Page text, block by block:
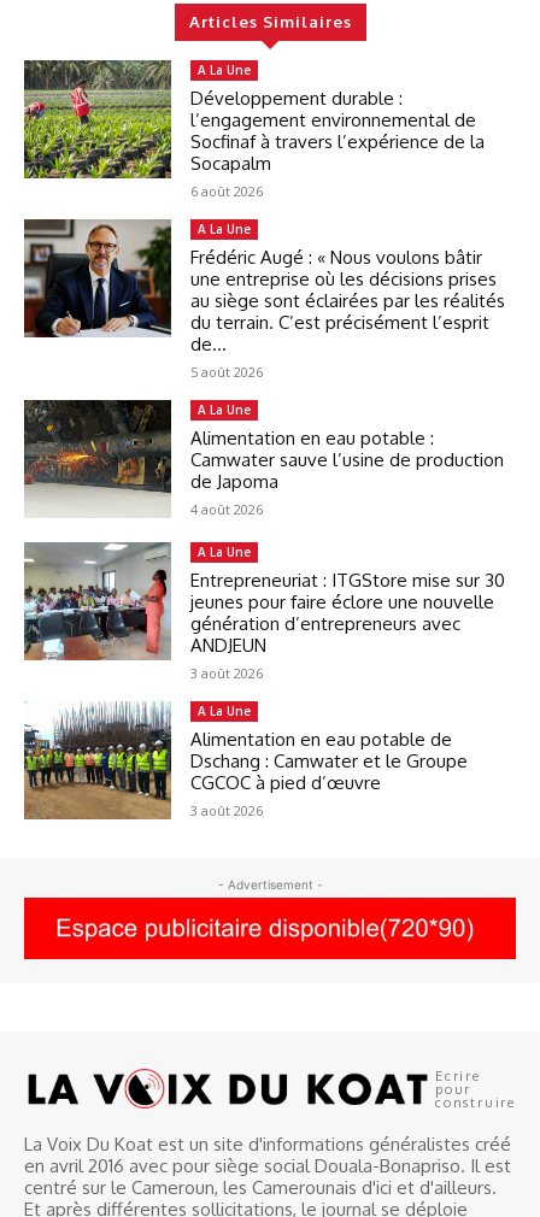
Articles Similaires
A La Une
Développement durable :
l’engagement environnemental de
Socfinaf à travers l’expérience de la
Socapalm
6 août 2026
A La Une
Frédéric Augé : « Nous voulons bâtir
une entreprise où les décisions prises
au siège sont éclairées par les réalités
du terrain. C’est précisément l’esprit
de...
5 août 2026
A La Une
Alimentation en eau potable :
Camwater sauve l’usine de production
de Japoma
4 août 2026
A La Une
Entrepreneuriat : ITGStore mise sur 30
jeunes pour faire éclore une nouvelle
génération d’entrepreneurs avec
ANDJEUN
3 août 2026
A La Une
Alimentation en eau potable de
Dschang : Camwater et le Groupe
CGCOC à pied d’œuvre
3 août 2026
- Advertisement -
Ecrire
pour
construire
La Voix Du Koat est un site d'informations généralistes créé
en avril 2016 avec pour siège social Douala-Bonapriso. Il est
centré sur le Cameroun, les Camerounais d'ici et d'ailleurs.
Et après différentes sollicitations, le journal se déploie